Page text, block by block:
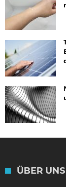
ÜBER UNS